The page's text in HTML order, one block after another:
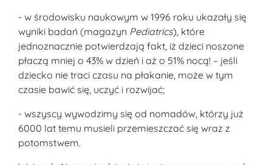
- w środowisku naukowym w 1996 roku ukazały się
wyniki badań (magazyn Pediatrics), które
jednoznacznie potwierdzają fakt, iż dzieci noszone
płaczą mniej o 43% w dzień i aż o 51% nocą! – jeśli
dziecko nie traci czasu na płakanie, może w tym
czasie bawić się, uczyć i rozwijać;
- wszyscy wywodzimy się od nomadów, którzy już
6000 lat temu musieli przemieszczać się wraz z
potomstwem.